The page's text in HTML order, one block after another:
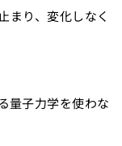
まり、変化しなく
量子力学を使わな